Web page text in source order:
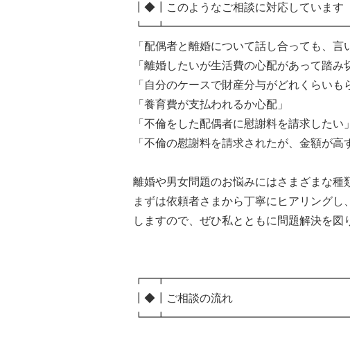
┃◆┃このようなご相談に対応しています
「配偶者と離婚について話し合っても、言
「離婚したいが生活費の心配があって踏み
「自分のケースで財産分与がどれくらいも
「養育費が支払われるか心配」
「不倫をした配偶者に慰謝料を請求したい」
「不倫の慰謝料を請求されたが、金額が高
離婚や男女問題のお悩みにはさまざまな種
まずは依頼者さまから丁寧にヒアリング
しますので、ぜひ私とともに問題解決を図
┃◆┃ご相談の流れ